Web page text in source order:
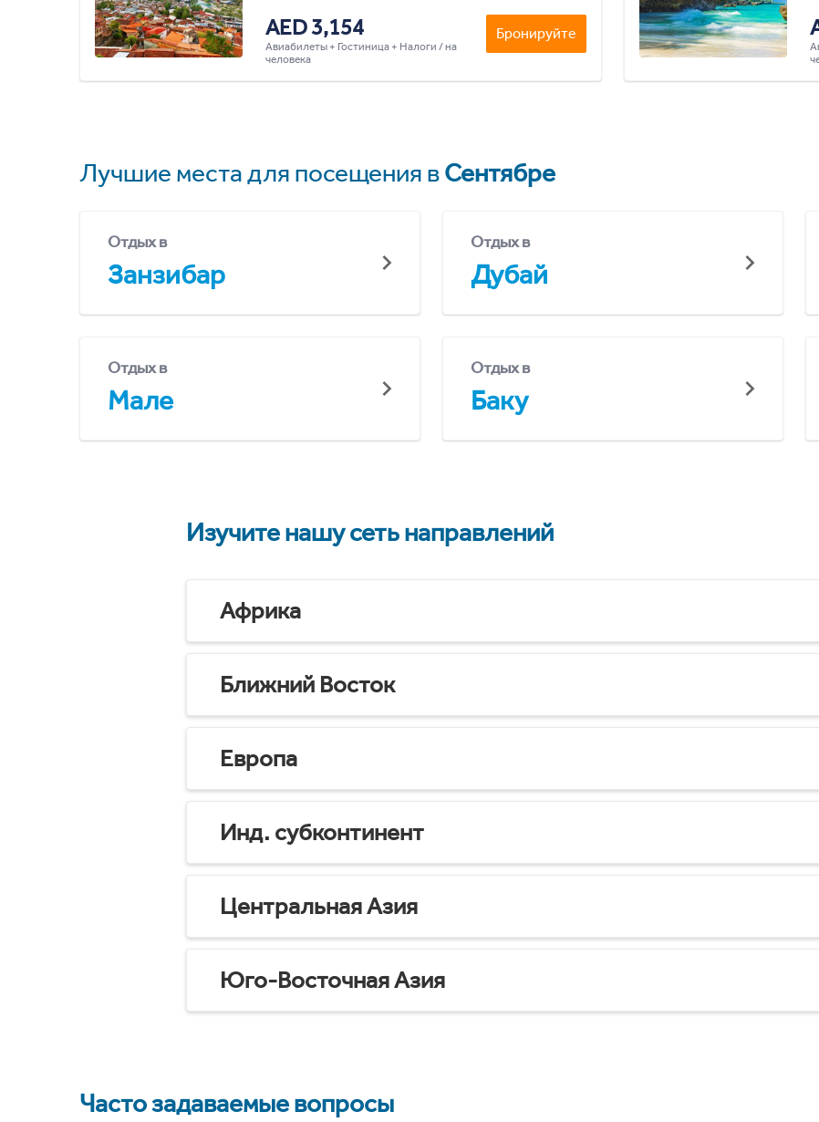
AED 3,154
Авиабилеты + Гостиница + Налоги / на
человека
Бронируйте
Лучшие места для посещения вСентябре
Отдых в
Занзибар
Отдых в
Дубай
Отдых в
Мале
Отдых в
Баку
Изучите нашу сеть направлений
Африка
Ближний Восток
Европа
Инд. субконтинент
Центральная Азия
Юго-Восточная Азия
Часто задаваемые вопросы